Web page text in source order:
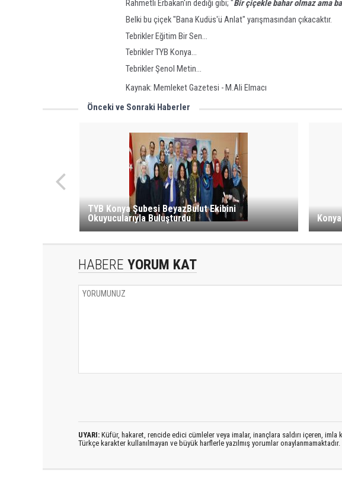
Rahmetli Erbakan'ın dediği gibi; "Bir çiçekle bahar olmaz ama
Belki bu çiçek "Bana Kudüs'ü Anlat" yarışmasından çıkacaktır.
Tebrikler Eğitim Bir Sen...
Tebrikler TYB Konya...
Tebrikler Şenol Metin...
Kaynak: Memleket Gazetesi - M.Ali Elmacı
Önceki ve Sonraki Haberler
TYB Konya Şubesi BeyazBulut Ekibini
Okuyucularıyla Buluşturdu
HABERE YORUM KAT
UYARI: Küfür, hakaret, rencide edici cümleler veya imalar, inançlara saldırı içeren, imla
Türkçe karakter kullanılmayan ve büyük harflerle yazılmış yorumlar onaylanmamaktadır.